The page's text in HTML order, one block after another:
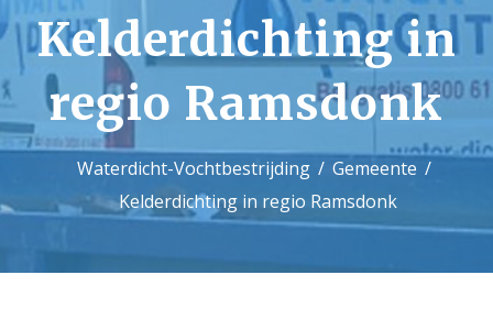
Contact
Kelderdichting in
regio Ramsdonk
Waterdicht-Vochtbestrijding
Gemeente
Kelderdichting in regio Ramsdonk